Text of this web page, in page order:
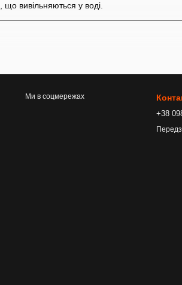
вивільняються у воді.
, що дозволяє рибалці самостійно
призначення
виконує своє завдання.
Ми в соцмережах
+38